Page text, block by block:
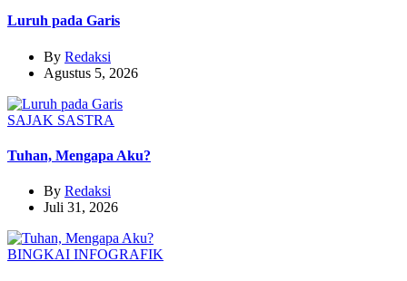
Luruh pada Garis
By Redaksi
Agustus 5, 2026
SAJAK SASTRA
Tuhan, Mengapa Aku?
By Redaksi
Juli 31, 2026
BINGKAI INFOGRAFIK